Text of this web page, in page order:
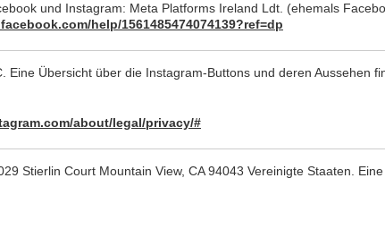
und Instagram: Meta Platforms Ireland Ldt. (ehemals
help/1561485474074139?ref=dp
Eine Übersicht über die Instagram-Buttons und deren Aussehen
about/legal/privacy/#
Stierlin Court Mountain View, CA 94043 Vereinigte Staaten.